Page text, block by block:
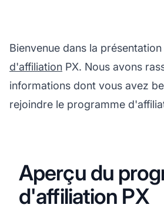
Bienvenue dans la
d'affiliation PX. Nous avons
informations dont vous avez
rejoindre le programme
Aperçu du
d'affiliation PX